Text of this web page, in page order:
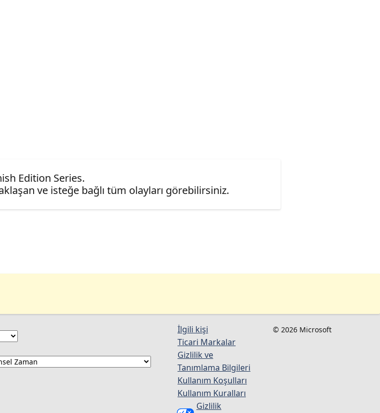
Edition Series.
ve isteğe bağlı tüm olayları görebilirsiniz.
İlgili kişi
Ticari Markalar
Gizlilik ve
Tanımlama Bilgileri
Kullanım Koşulları
Kullanım Kuralları
Gizlilik
© 2026 Microsoft